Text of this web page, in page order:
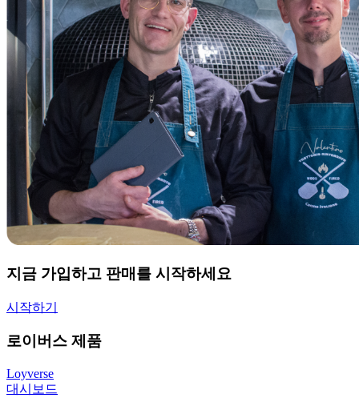
지금 가입하고 판매를 시작하세요
시작하기
로이버스 제품
Loyverse
대시보드